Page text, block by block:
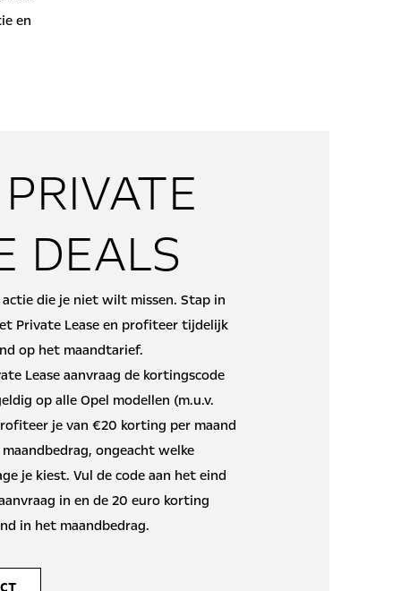
en
DEALS
die je niet wilt missen. Stap in
Private Lease en profiteer tijdelijk
op het maandtarief.
Lease aanvraag de kortingscode
op alle Opel modellen (m.u.v.
je van €20 korting per maand
ongeacht welke
je kiest. Vul de code aan het eind
in en de 20 euro korting
in het maandbedrag.